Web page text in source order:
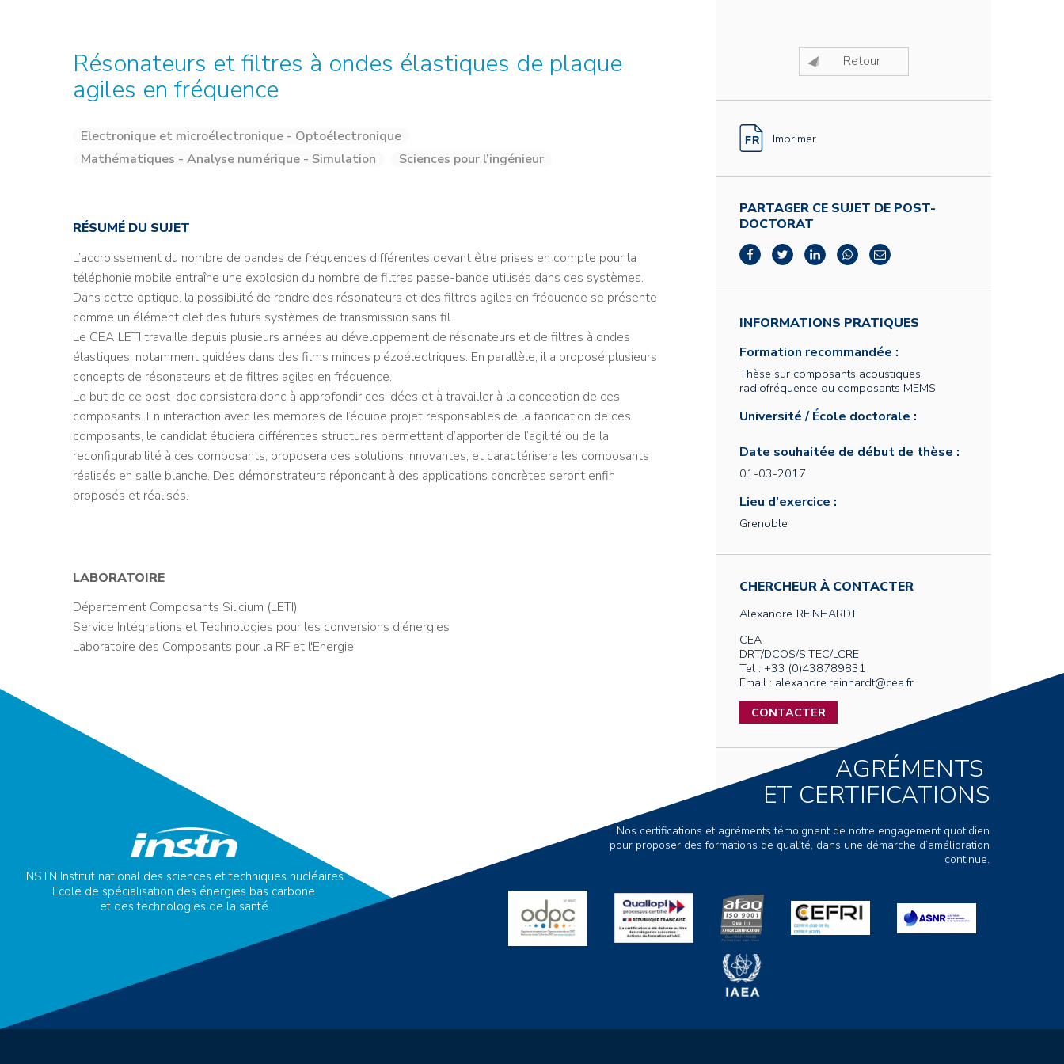
Résonateurs et filtres à ondes élastiques de plaque
agiles en fréquence
Electronique et microélectronique - Optoélectronique
Mathématiques - Analyse numérique - Simulation
Sciences pour l’ingénieur
RÉSUMÉ DU SUJET
L’accroissement du nombre de bandes de fréquences différentes devant être prises en compte pour la
téléphonie mobile entraîne une explosion du nombre de filtres passe-bande utilisés dans ces systèmes.
Dans cette optique, la possibilité de rendre des résonateurs et des filtres agiles en fréquence se présente
comme un élément clef des futurs systèmes de transmission sans fil.
Le CEA LETI travaille depuis plusieurs années au développement de résonateurs et de filtres à ondes
élastiques, notamment guidées dans des films minces piézoélectriques. En parallèle, il a proposé plusieurs
concepts de résonateurs et de filtres agiles en fréquence.
Le but de ce post-doc consistera donc à approfondir ces idées et à travailler à la conception de ces
composants. En interaction avec les membres de l’équipe projet responsables de la fabrication de ces
composants, le candidat étudiera différentes structures permettant d’apporter de l’agilité ou de la
reconfigurabilité à ces composants, proposera des solutions innovantes, et caractérisera les composants
réalisés en salle blanche. Des démonstrateurs répondant à des applications concrètes seront enfin
proposés et réalisés.
LABORATOIRE
Département Composants Silicium (LETI)
Service Intégrations et Technologies pour les conversions d'énergies
Laboratoire des Composants pour la RF et l'Energie
Retour
Imprimer
PARTAGER CE SUJET DE POST-
DOCTORAT
INFORMATIONS PRATIQUES
Formation recommandée :
Thèse sur composants acoustiques
radiofréquence ou composants MEMS
Université / École doctorale :
Date souhaitée de début de thèse :
01-03-2017
Lieu d'exercice :
Grenoble
CHERCHEUR À CONTACTER
Alexandre REINHARDT
CEA
DRT/DCOS/SITEC/LCRE
Tel : +33 (0)438789831
Email : alexandre.reinhardt@cea.fr
CONTACTER
INSTN Institut national des sciences et techniques nucléaires
Ecole de spécialisation des énergies bas carbone
et des technologies de la santé
AGRÉMENTS
ET CERTIFICATIONS
Nos certifications et agréments témoignent de notre engagement quotidien
pour proposer des formations de qualité, dans une démarche d’amélioration
continue.